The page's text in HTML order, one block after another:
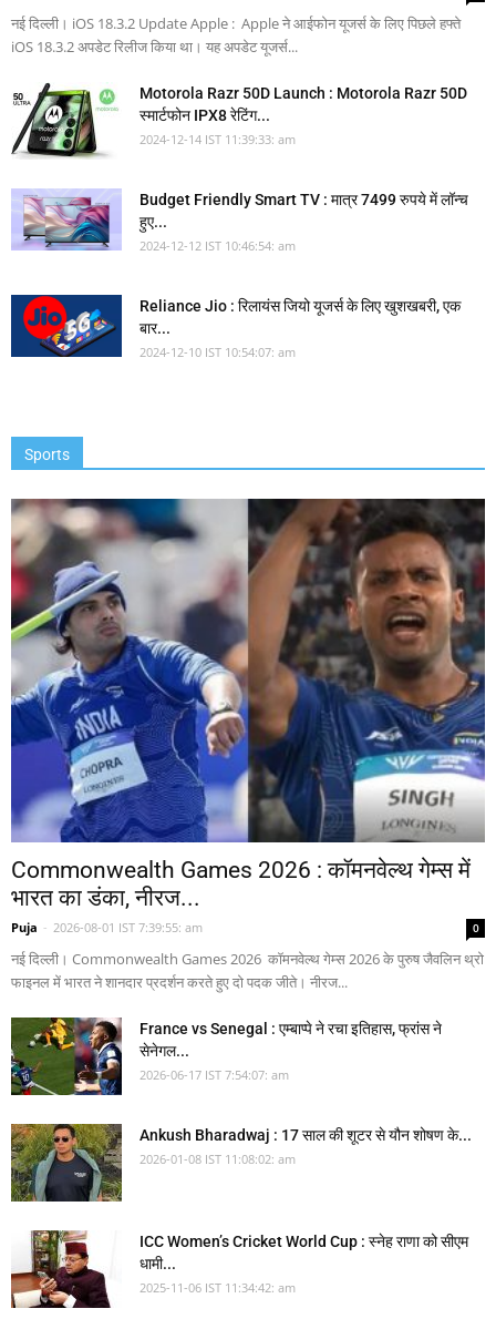
नई दिल्ली। iOS 18.3.2 Update Apple : Apple ने आईफोन यूजर्स के लिए पिछले हफ्ते
iOS 18.3.2 अपडेट रिलीज किया था। यह अपडेट यूजर्स...
Motorola Razr 50D Launch : Motorola Razr 50D
स्मार्टफोन IPX8 रेटिंग...
2024-12-14 IST 11:39:33: am
Budget Friendly Smart TV : मात्र 7499 रुपये में लॉन्च
हुए...
2024-12-12 IST 10:46:54: am
Reliance Jio : रिलायंस जियो यूजर्स के लिए खुशखबरी, एक
बार...
2024-12-10 IST 10:54:07: am
Sports
Commonwealth Games 2026 : कॉमनवेल्थ गेम्स में
भारत का डंका, नीरज...
Puja - 2026-08-01 IST 7:39:55: am 0
नई दिल्ली। Commonwealth Games 2026 कॉमनवेल्थ गेम्स 2026 के पुरुष जैवलिन थ्रो
फाइनल में भारत ने शानदार प्रदर्शन करते हुए दो पदक जीते। नीरज...
France vs Senegal : एम्बाप्पे ने रचा इतिहास, फ्रांस ने
सेनेगल...
2026-06-17 IST 7:54:07: am
Ankush Bharadwaj : 17 साल की शूटर से यौन शोषण के...
2026-01-08 IST 11:08:02: am
ICC Women’s Cricket World Cup : स्नेह राणा को सीएम
धामी...
2025-11-06 IST 11:34:42: am